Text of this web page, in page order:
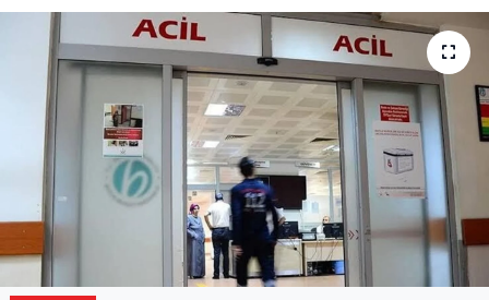
Güncel
Politika
Spor
Turizm